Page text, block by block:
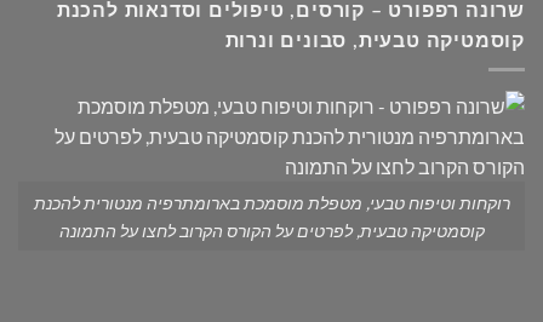
שרונה רפפורט – קורסים, טיפולים וסדנאות להכנת
קוסמטיקה טבעית, סבונים ונרות
רוקחות וטיפוח טבעי, מטפלת מוסמכת בארומתרפיה מנטורית להכנת
קוסמטיקה טבעית, לפרטים על הקורס הקרוב לחצו על התמונה